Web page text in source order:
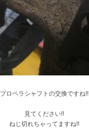
プロペラシャフトの交換ですね!!
見てください!!
ねじ切れちゃってますね!!